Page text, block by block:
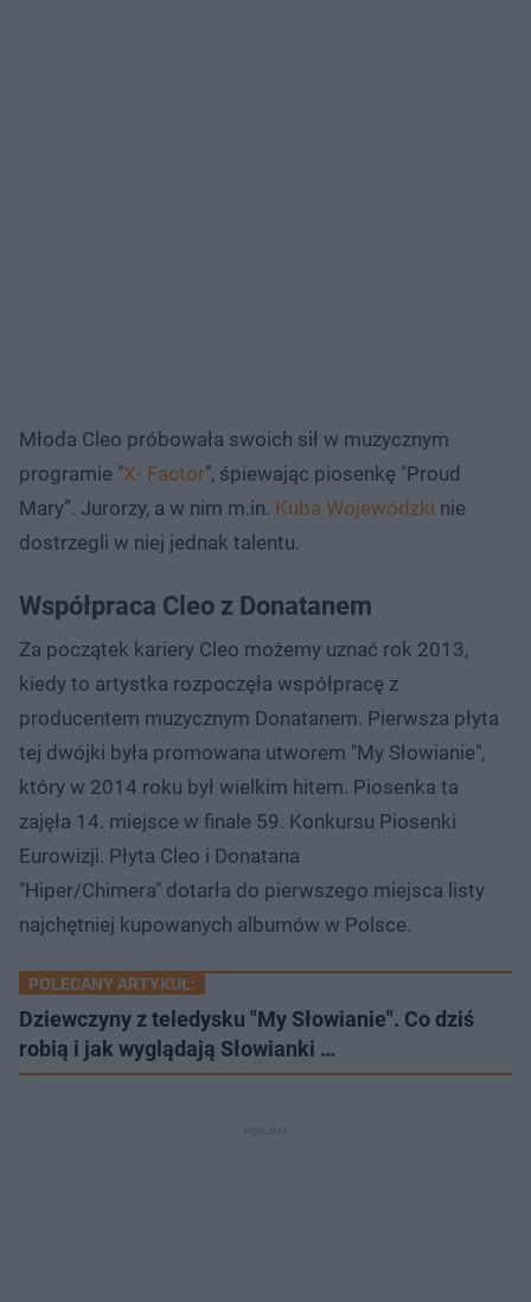
Młoda Cleo próbowała swoich sił w muzycznym
programie "X- Factor", śpiewając piosenkę "Proud
Mary”. Jurorzy, a w nim m.in. Kuba Wojewódzki nie
dostrzegli w niej jednak talentu.
Współpraca Cleo z Donatanem
Za początek kariery Cleo możemy uznać rok 2013,
kiedy to artystka rozpoczęła współpracę z
producentem muzycznym Donatanem. Pierwsza płyta
tej dwójki była promowana utworem "My Słowianie",
który w 2014 roku był wielkim hitem. Piosenka ta
zajęła 14. miejsce w finale 59. Konkursu Piosenki
Eurowizji. Płyta Cleo i Donatana
"Hiper/Chimera" dotarła do pierwszego miejsca listy
najchętniej kupowanych albumów w Polsce.
POLECANY ARTYKUŁ:
Dziewczyny z teledysku "My Słowianie". Co dziś
robią i jak wyglądają Słowianki …